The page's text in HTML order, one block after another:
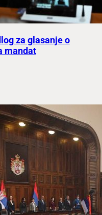
za glasanje o
mandat